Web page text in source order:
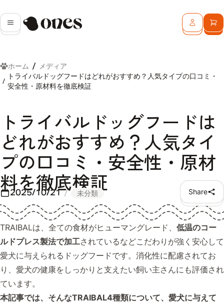
メニューOnes ログインカ
ホーム
メディア
トライバルドッグフードはどれがおすすめ？人気タイプの口コミ・
安全性・原材料を徹底検証
トライバルドッグフードは
どれがおすすめ？人気タイ
プの口コミ・安全性・原材
料を徹底検証
2025/10/21 未分類 Share
TRAIBALは、全ての食材がヒューマングレード、 低温のコー
ルドプレス製法で加工されているなどこだわりが強く安心して
愛犬に与えられるドッグフードです。消化性に配慮されてお
り、愛犬の健康をしっかりと支えたい飼い主さんにも評価され
ています。
本記事では、そんなTRAIBAL4種類について、愛犬に与えて